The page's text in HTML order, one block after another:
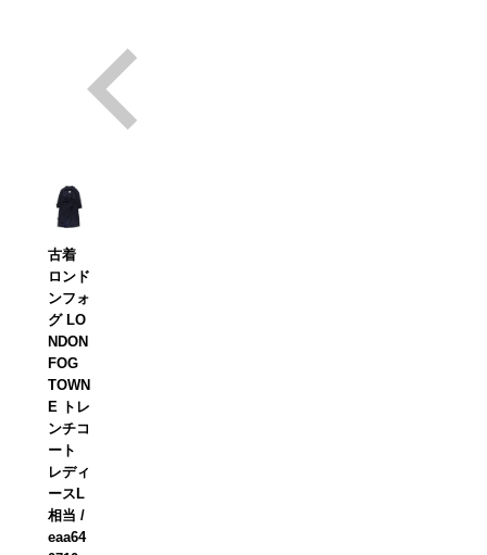
古着
ロンド
ンフォ
グ LO
NDON
FOG
TOWN
E トレ
ンチコ
ート
レディ
ースL
相当 /
eaa64